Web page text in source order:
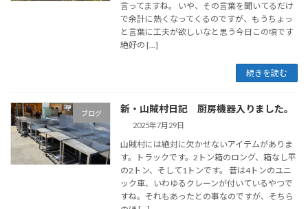
言ってますね。 いや、その言葉を聞いてるだけ
で余計に熱くなってくるのですが、もうちょっ
と言葉に工夫が欲しいなと思う今日この頃です
絶好の […]
続きを読む
ブログ 新・山賊村日記 厨房機器入りました。
2025年7月29日
山賊村には絶対に欠かせないアイテムがありま
す。トラックです。2トン箱のロング、箱なし平
の2トン、そして1トンです。 昔は4トンのユニ
ック車、いわゆるクレーンが付いているやつで
すね。それもあったとの事なのですが、そちら